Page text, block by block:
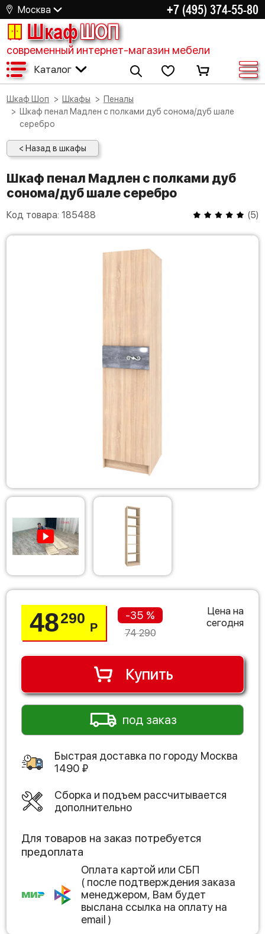
Москва +7 (495) 374-55-80
ШкафШОП
современный интернет-магазин мебели
Каталог
Шкаф Шоп Шкафы
Пеналы
Шкаф пенал Мадлен с полками дуб сонома/дуб шале
серебро
< Назад в шкафы
Шкаф пенал Мадлен с полками дуб
сонома/дуб шале серебро
Код товара: 185488 (5)
48290
Р
-35 %
74 290
Цена на
сегодня
Купить
под заказ
Быстрая доставка по городу Москва
1490 ₽
Сборка и подъем рассчитывается
дополнительно
Для товаров на заказ потребуется
предоплата
Оплата картой или СБП
( после подтверждения заказа
менеджером, Вам будет
выслана ссылка на оплату на
email )